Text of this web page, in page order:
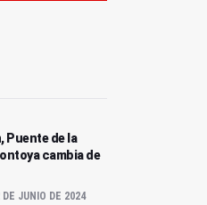
Puente de la
cambia de
JUNIO DE 2024